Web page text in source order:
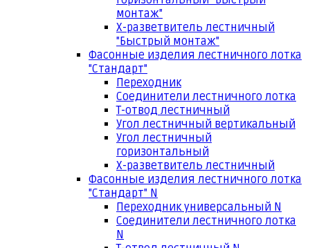
монтаж"
Х-разветвитель лестничный
"Быстрый монтаж"
Фасонные изделия лестничного лотка
"Стандарт"
Переходник
Соединители лестничного лотка
Т-отвод лестничный
Угол лестничный вертикальный
Угол лестничный
горизонтальный
Х-разветвитель лестничный
Фасонные изделия лестничного лотка
"Стандарт" N
Переходник универсальный N
Соединители лестничного лотка
N